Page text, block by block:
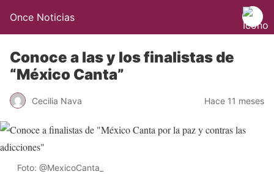
Once Noticias
Conoce a las y los finalistas de
“México Canta”
Cecilia Nava Hace 11 meses
Foto: @MexicoCanta_